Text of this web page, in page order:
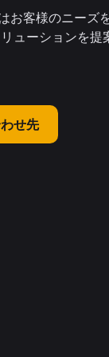
お客様のニーズ
ューションを提
せ先